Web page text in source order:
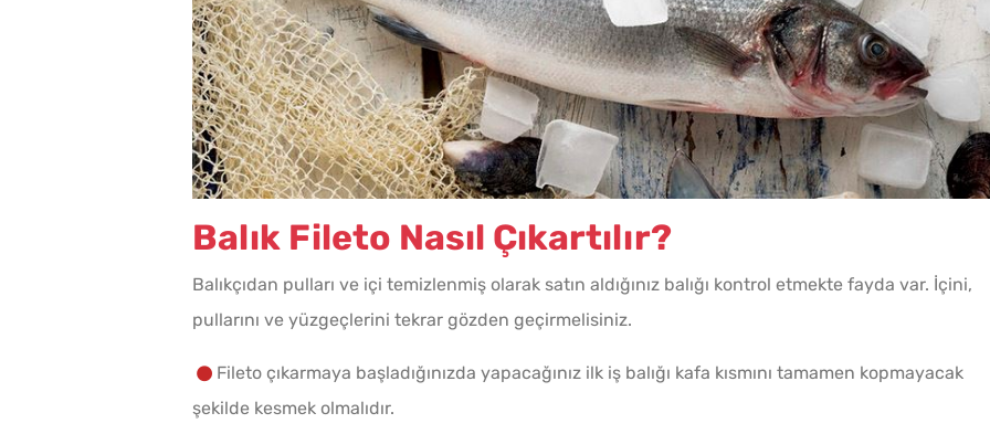
Tarhana Hamuru Kaç Gün
Mayalandırılır?
Makine Olmadan 5
Dakikada Dondurma
Yağ Çekmeyen Çıtır
Patlıcan Kızartması Tarifi
Kahvaltılık Pratik
Tarifi
Çiğ
Balık Fileto Nasıl Çıkartılır?
Balıkçıdan pulları ve içi temizlenmiş olarak satın aldığınız balığı kontrol etmekte fayda var. İçini,
pullarını ve yüzgeçlerini tekrar gözden geçirmelisiniz.
Fileto çıkarmaya başladığınızda yapacağınız ilk iş balığı kafa kısmını tamamen kopmayacak
şekilde kesmek olmalıdır.